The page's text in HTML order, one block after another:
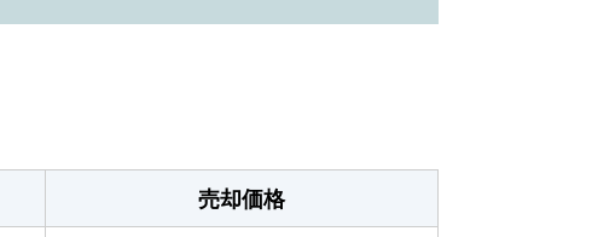
売却価格